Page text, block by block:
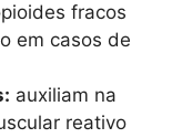
fracos
em casos de
auxiliam na
reativo